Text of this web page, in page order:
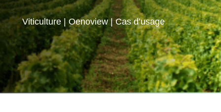
Viticulture | Oenoview | Cas d’usage